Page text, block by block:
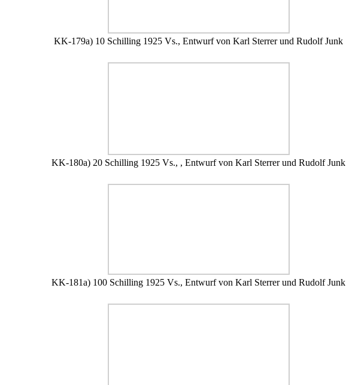
KK-179a) 10 Schilling 1925 Vs., Entwurf von Karl Sterrer und Rudolf Junk
KK-180a) 20 Schilling 1925 Vs., , Entwurf von Karl Sterrer und Rudolf Junk
KK-181a) 100 Schilling 1925 Vs., Entwurf von Karl Sterrer und Rudolf Junk